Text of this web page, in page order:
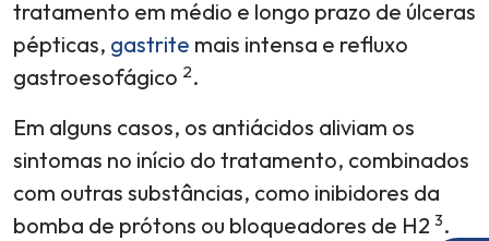
tratamento em médio e longo prazo de úlceras
pépticas, gastrite mais intensa e refluxo
gastroesofágico 2.
Em alguns casos, os antiácidos aliviam os
sintomas no início do tratamento, combinados
com outras substâncias, como inibidores da
bomba de prótons ou bloqueadores de H2 3.